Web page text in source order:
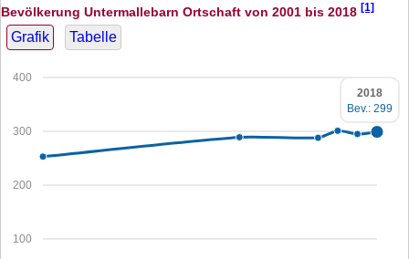
Bevölkerung Untermallebarn Ortschaft von 2001 bis 2018 [1]
Grafik Tabelle
100
200
300
400
2018
Bev.: 299